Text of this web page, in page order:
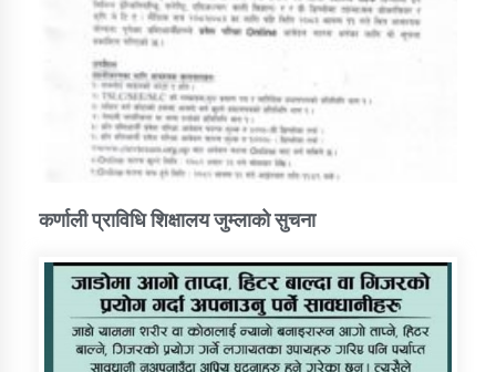
कर्णाली प्राविधि शिक्षालय जुम्लाको सुचना